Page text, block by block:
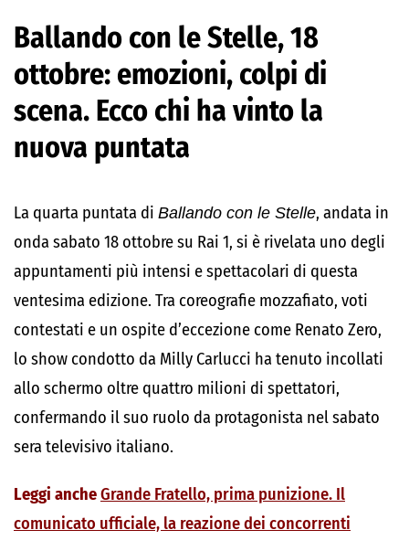
Ballando con le Stelle, 18
ottobre: emozioni, colpi di
scena. Ecco chi ha vinto la
nuova puntata
La quarta puntata di Ballando con le Stelle, andata in
onda sabato 18 ottobre su Rai 1, si è rivelata uno degli
appuntamenti più intensi e spettacolari di questa
ventesima edizione. Tra coreografie mozzafiato, voti
contestati e un ospite d’eccezione come Renato Zero,
lo show condotto da Milly Carlucci ha tenuto incollati
allo schermo oltre quattro milioni di spettatori,
confermando il suo ruolo da protagonista nel sabato
sera televisivo italiano.
Leggi ancheGrande Fratello, prima punizione. Il
comunicato ufficiale, la reazione dei concorrenti